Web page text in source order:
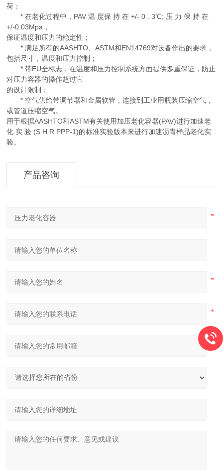
荷；
* 在老化过程中，PAV 温 度保 持 在 +/- 0 . 3℃; 压 力 保 持 在
+/-0.03Mpa，
保证温度和压力的稳定性；
* 满足所有的AASHTO、ASTM和EN14769对设备作出的要求，
包括尺寸，温度和压力控制；
* 带EU全标志，在温度和压力控制系统方面提供多重保证，防止
对压力容器的操作超过它
的设计限制；
* 空气供给带调节器和金属软管，连接到工业用瓶装压缩空气，
或管道压缩空气。
用于根据AASHTO和ASTM有关使用加压老化容器(PAV)进行加速老
化 实 验 (S H R PPP-1)的标准实验版本来进行加速沥青样品老化实
验。
产品咨询